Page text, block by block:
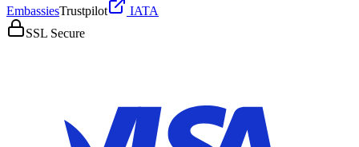
EmbassiesTrustpilot
IATA
SSL Secure